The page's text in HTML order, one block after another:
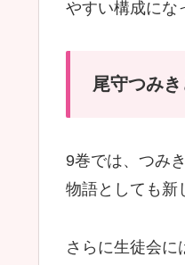
やすい構成にな
尾守つみ
9巻では、つみ
物語としても新
さらに生徒会に